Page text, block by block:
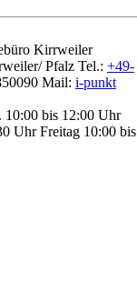
Kirrweiler
Pfalz Tel.: +49-
Mail: i-punkt
bis 12:00 Uhr
Uhr Freitag 10:00 bis